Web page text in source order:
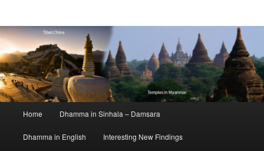
Home Dhamma in Sinhala – Damsara
Dhamma in English Interesting New Findings